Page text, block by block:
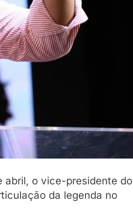
abril, o vice-presidente do
da legenda no